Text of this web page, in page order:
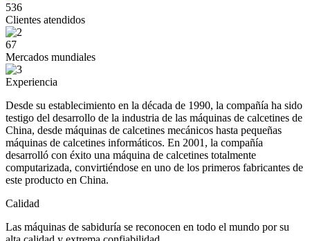
536
Clientes atendidos
67
Mercados mundiales
Experiencia
Desde su establecimiento en la década de 1990, la compañía ha sido
testigo del desarrollo de la industria de las máquinas de calcetines de
China, desde máquinas de calcetines mecánicos hasta pequeñas
máquinas de calcetines informáticos. En 2001, la compañía
desarrolló con éxito una máquina de calcetines totalmente
computarizada, convirtiéndose en uno de los primeros fabricantes de
este producto en China.
Calidad
Las máquinas de sabiduría se reconocen en todo el mundo por su